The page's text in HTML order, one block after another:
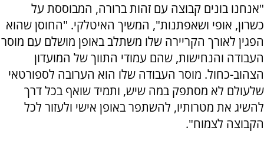
"אנחנו בונים קבוצה עם זהות ברורה, המבוססת על
כשרון, אופי ושאפתנות", המשיך האיטלקי. "החוסן שהוא
הפגין לאורך הקריירה שלו משתלב באופן מושלם עם מוסר
העבודה והנחישות, שהם עמודי התווך של המועדון
הצהוב-כחול. מוסר העבודה שלו הוא הערובה לספורטאי
שלעולם לא מסתפק במה שיש, ותמיד שואף בכל דרך
להשיג את מטרותיו, להשתפר באופן אישי ולעזור לכל
הקבוצה לצמוח".